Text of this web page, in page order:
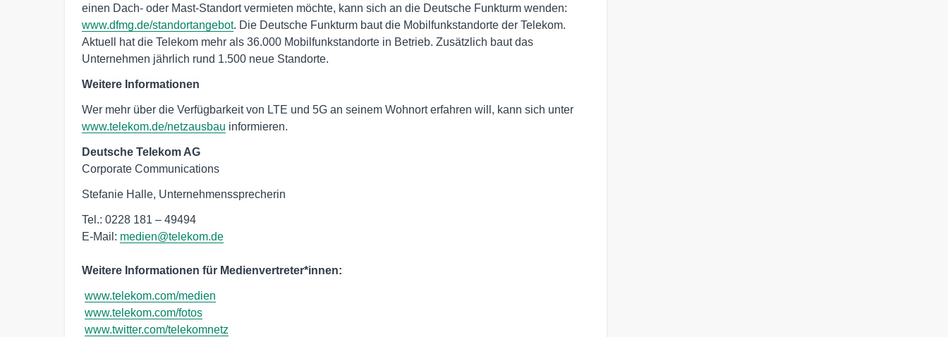
einen Dach- oder Mast-Standort vermieten möchte, kann sich an die Deutsche Funkturm wenden:
www.dfmg.de/standortangebot. Die Deutsche Funkturm baut die Mobilfunkstandorte der Telekom.
Aktuell hat die Telekom mehr als 36.000 Mobilfunkstandorte in Betrieb. Zusätzlich baut das
Unternehmen jährlich rund 1.500 neue Standorte.
Weitere Informationen
Wer mehr über die Verfügbarkeit von LTE und 5G an seinem Wohnort erfahren will, kann sich unter
www.telekom.de/netzausbau informieren.
Deutsche Telekom AG
Corporate Communications
Stefanie Halle, Unternehmenssprecherin
Tel.: 0228 181 – 49494
E-Mail: medien@telekom.de
Weitere Informationen für Medienvertreter*innen:
www.telekom.com/medien
www.telekom.com/fotos
www.twitter.com/telekomnetz